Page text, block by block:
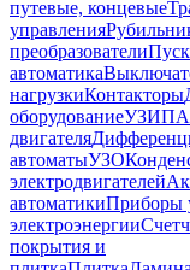
путевые, концевые
управления
преобразователи
автоматика
нагрузкиКонтакторы
оборудованиеУЗИП
двигателя
автоматыУЗО
электродвигателей
автоматикиПриборы
электроэнергии
покрытия и